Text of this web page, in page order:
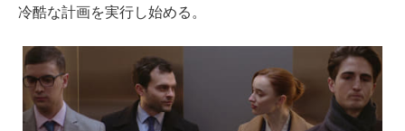
冷酷な計画を実行し始める。